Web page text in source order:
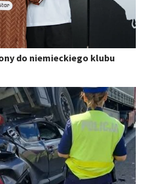
do niemieckiego klubu